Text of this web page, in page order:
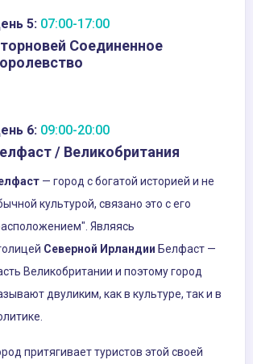
5: 07:00-17:00
Соединенное
6: 09:00-20:00
/ Великобритания
— город с богатой историей и не
культурой, связано это с его
Являясь
Северной Ирландии Белфаст —
Великобритании и поэтому город
двуликим, как в культуре, так и в
притягивает туристов этой своей